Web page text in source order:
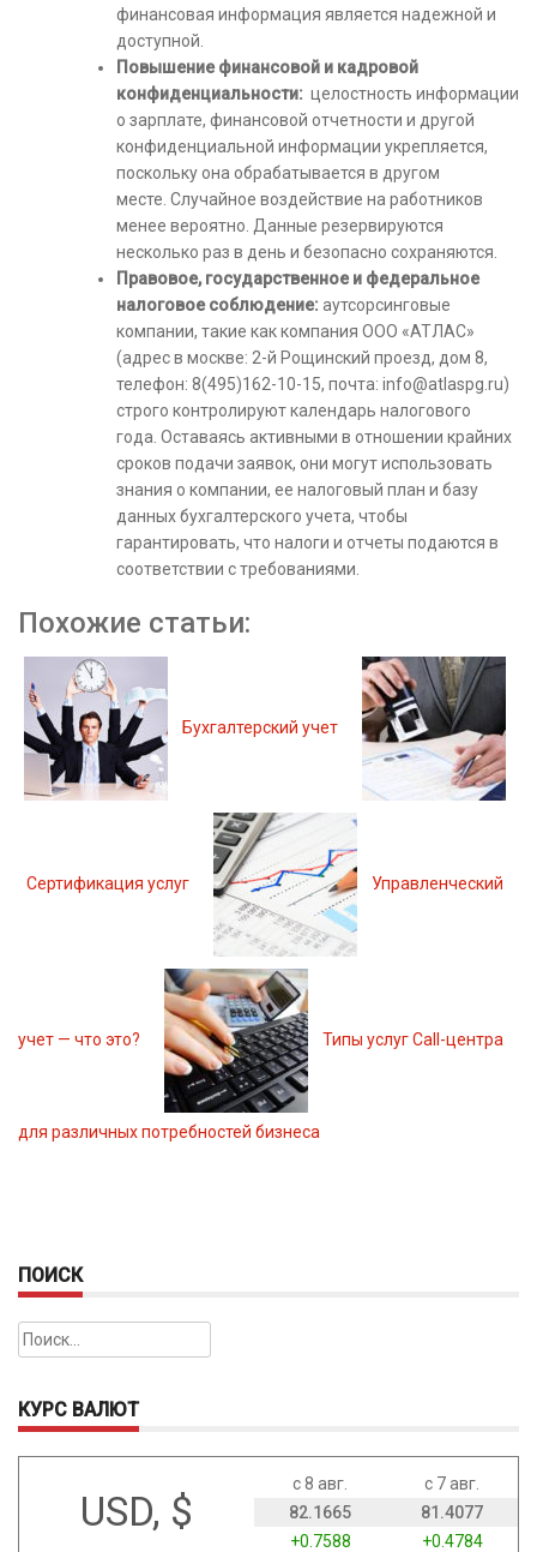
финансовая информация является надежной и
доступной.
Повышение финансовой и кадровой
конфиденциальности: целостность информации
о зарплате, финансовой отчетности и другой
конфиденциальной информации укрепляется,
поскольку она обрабатывается в другом
месте. Случайное воздействие на работников
менее вероятно. Данные резервируются
несколько раз в день и безопасно сохраняются.
Правовое, государственное и федеральное
налоговое соблюдение: аутсорсинговые
компании, такие как компания ООО «АТЛАС»
(адрес в москве: 2-й Рощинский проезд, дом 8,
телефон: 8(495)162-10-15, почта: info@atlaspg.ru)
строго контролируют календарь налогового
года. Оставаясь активными в отношении крайних
сроков подачи заявок, они могут использовать
знания о компании, ее налоговый план и базу
данных бухгалтерского учета, чтобы
гарантировать, что налоги и отчеты подаются в
соответствии с требованиями.
Похожие статьи:
Бухгалтерский учет
Сертификация услуг Управленческий
учет — что это? Типы услуг Call-центра
для различных потребностей бизнеса
ПОИСК
Найти:
КУРС ВАЛЮТ
USD, $
с 8 авг.
с 7 авг.
82.1665
81.4077
+0.7588
+0.4784